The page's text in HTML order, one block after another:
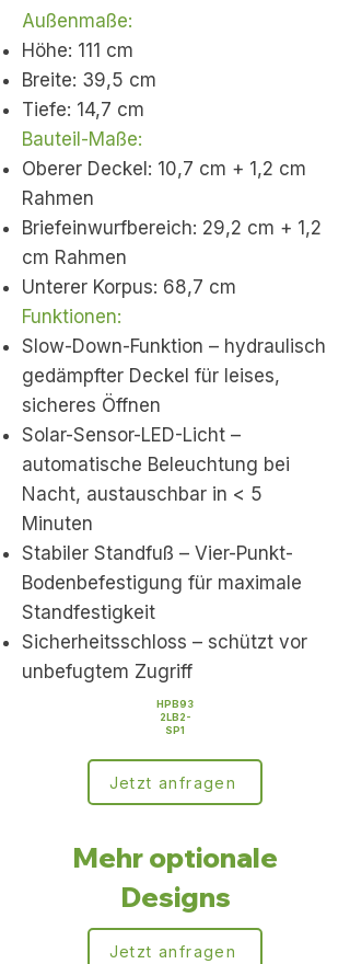
Außenmaße:
Höhe: 111 cm
Breite: 39,5 cm
Tiefe: 14,7 cm
Bauteil-Maße:
Oberer Deckel: 10,7 cm + 1,2 cm
Rahmen
Briefeinwurfbereich: 29,2 cm + 1,2
cm Rahmen
Unterer Korpus: 68,7 cm
Funktionen:
Slow-Down-Funktion – hydraulisch
gedämpfter Deckel für leises,
sicheres Öffnen
Solar-Sensor-LED-Licht –
automatische Beleuchtung bei
Nacht, austauschbar in < 5
Minuten
Stabiler Standfuß – Vier-Punkt-
Bodenbefestigung für maximale
Standfestigkeit
Sicherheitsschloss – schützt vor
unbefugtem Zugriff
HPB93
2LB2-
SP1
Jetzt anfragen
Mehr optionale
Designs
Jetzt anfragen